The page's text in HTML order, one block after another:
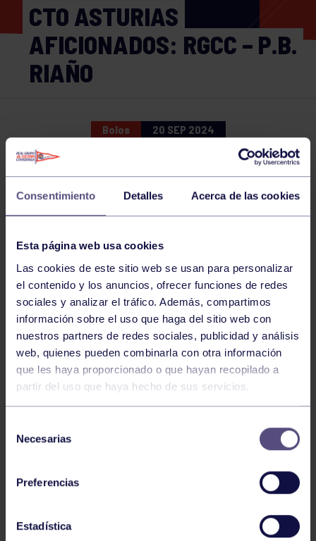
Consentimiento Detalles Acerca de las cookies
Esta página web usa cookies
Las cookies de este sitio web se usan para personalizar
el contenido y los anuncios, ofrecer funciones de redes
sociales y analizar el tráfico. Además, compartimos
información sobre el uso que haga del sitio web con
nuestros partners de redes sociales, publicidad y análisis
web, quienes pueden combinarla con otra información
que les haya proporcionado o que hayan recopilado a
partir del uso que haya hecho de sus servicios.
Necesarias
Preferencias
Estadística
CTO ASTURIAS
AFICIONADOS: RGCC – P.B.
RIAÑO
Bolos 20 SEP 2024
NOTICIAS RELACIONADAS
Bolos 03 Ago 2026
GIANIRA REVALIDA TÍTULO Y DAVID